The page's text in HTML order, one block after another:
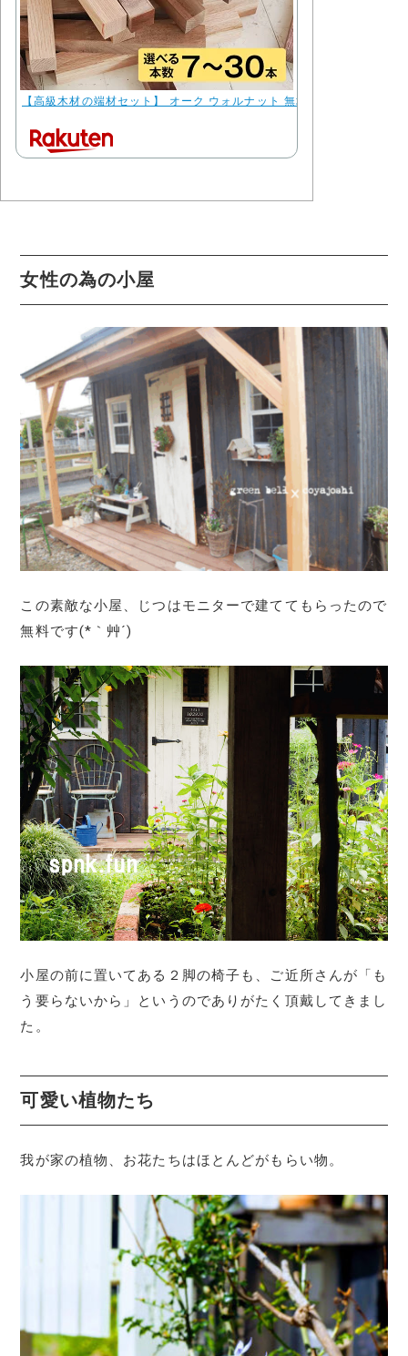
【高級木材の端材セット】 オーク ウォルナット 無垢 木材 DIY 端材
女性の為の小屋
この素敵な小屋、じつはモニターで建ててもらったので
無料です(*｀艸´)
小屋の前に置いてある２脚の椅子も、ご近所さんが「も
う要らないから」というのでありがたく頂戴してきまし
た。
可愛い植物たち
我が家の植物、お花たちはほとんどがもらい物。